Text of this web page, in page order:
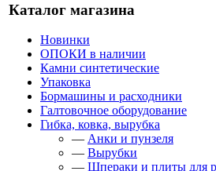
Каталог магазина
Новинки
ОПОКИ в наличии
Камни синтетические
Упаковка
Бормашины и расходники
Галтовочное оборудование
Гибка, ковка, вырубка
— Анки и пунзеля
— Вырубки
— Шпераки и плиты для